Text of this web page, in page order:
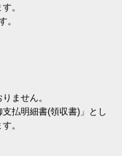
。
。
ません。
払明細書(領収書)」とし
。